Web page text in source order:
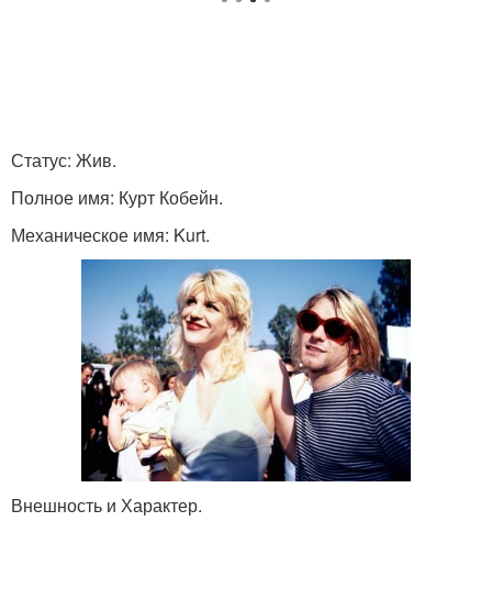
Статус: Жив.
Полное имя: Курт Кобейн.
Механическое имя: Kurt.
Внешность и Характер.